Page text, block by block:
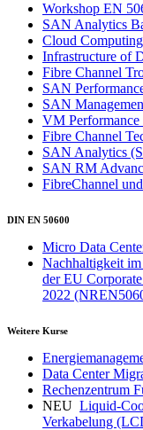
Workshop EN
SAN Analytics
Cloud
Infrastructure of
Fibre Channel
SAN
SAN
VM
Fibre Channel
SAN Analytics
SAN RM
FibreChannel
DIN EN 50600
Micro Data
Nachhaltigkeit
der EU
2022
Weitere Kurse
Data Center
Rechenzentrum
NEU Liquid-
Verkabelung